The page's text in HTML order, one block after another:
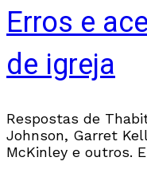
Erros e
de igreja
Respostas de
Johnson, Garret
McKinley e outros.